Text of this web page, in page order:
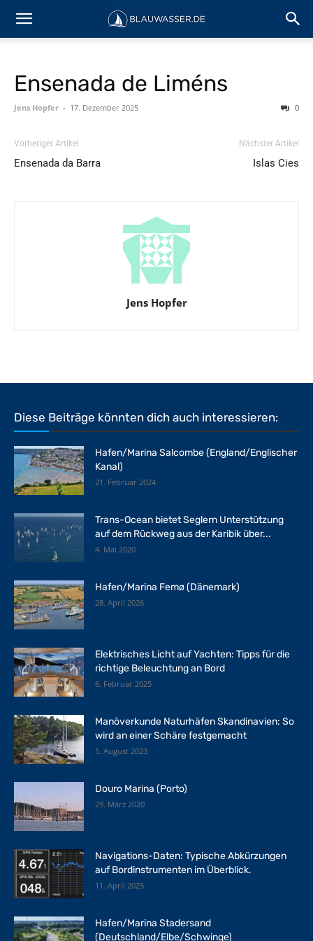
Ensenada de Liméns
Jens Hopfer - 17. Dezember 2025 0
Vorheriger Artikel
Ensenada da Barra
Nächster Artikel
Islas Cies
Jens Hopfer
Diese Beiträge könnten dich auch interessieren:
Hafen/Marina Salcombe (England/Englischer
Kanal)
21. Februar 2024
Trans-Ocean bietet Seglern Unterstützung
auf dem Rückweg aus der Karibik über...
4. Mai 2020
Hafen/Marina Femø (Dänemark)
28. April 2026
Elektrisches Licht auf Yachten: Tipps für die
richtige Beleuchtung an Bord
6. Februar 2025
Manöverkunde Naturhäfen Skandinavien: So
wird an einer Schäre festgemacht
5. August 2023
Douro Marina (Porto)
29. März 2020
Navigations-Daten: Typische Abkürzungen
auf Bordinstrumenten im Überblick.
11. April 2025
Hafen/Marina Stadersand
(Deutschland/Elbe/Schwinge)